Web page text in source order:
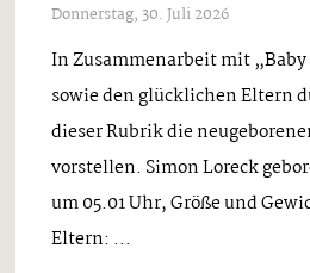
Donnerstag, 30. Juli 2026
In Zusammenarbeit mit
sowie den glücklichen Eltern
dieser Rubrik die
vorstellen. Simon Loreck
um 05.01 Uhr, Größe und
Eltern: ...